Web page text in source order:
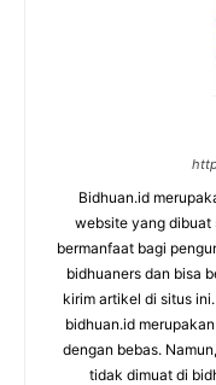
Bidhuan.id
website yang dibuat
bermanfaat bagi
bidhuaners dan bisa
kirim artikel di situs
bidhuan.id
dengan bebas.
tidak dimuat di